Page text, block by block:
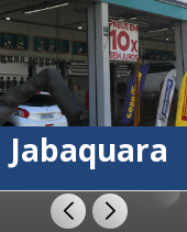
Jabaquara